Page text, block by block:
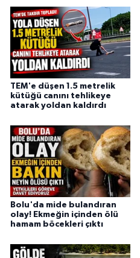
TEM'e düşen 1.5 metrelik
kütüğü canını tehlikeye
atarak yoldan kaldırdı
Bolu'da mide bulandıran
olay! Ekmeğin içinden ölü
hamam böcekleri çıktı